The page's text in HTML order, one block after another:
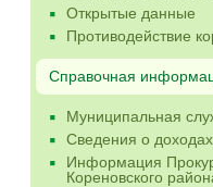
Открытые данные
Противодействие
Справочная
Муниципальная
Сведения о доходах
Информация
Кореновского